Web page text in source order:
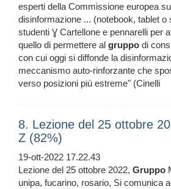
esperti della Commissione europea
disinformazione ... (notebook, tablet o
studenti Ɣ Cartellone e pennarelli per
quello di permettere al gruppo di
con cui oggi si diffonde la
meccanismo auto-rinforzante che
verso posizioni più estreme" (Cinelli
8. Lezione del 25 ottobre
Z (82%)
19-ott-2022 17.22.43
Lezione del 25 ottobre 2022, Gruppo
unipa, fucarino, rosario, Si comunica